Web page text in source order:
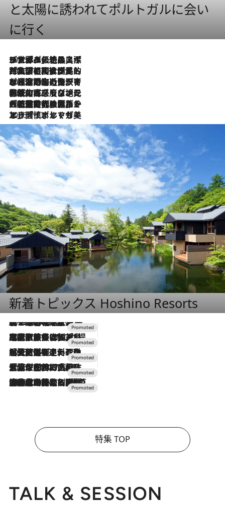
と太陽に誘われてポルトガルに会い
に行く
2026.8.8
リスボンの絶品スイーツ「パステル・デ・ナタ」とは？ポルトガル伝統の奥深い世界へ
2026.7.27
「私の祖国はポルトガル語です」国民的詩人フェルナンド・ペソアと、彼が愛した文学の街を歩く
2026.7.26
ポルトガル近海が育む極上の海の幸。キリリと冷えた白ワインと愉しむ、シーフード専門店の贅沢
2026.7.22
伝統の味をモダンに昇華。高感度な地元客が集う、リスボンの最旬ガストロノミー
2026.7.21
大航海時代の栄華から、震災、独裁、そして革命へ。ポルトガル・首都リスボンの石畳に刻まれた「歴史の光と影」
2026.7.13
エッセイ・ヤマザキマリ「慎ましくも美しき国 ポルトガル」
新着トピックス Hoshino Resorts
2026.8.7
【トンボの足水浴】ヒノキの香りに包まれて涼感マックス！約13℃の湧水かけ流しを避暑地「星野温泉 トンボの湯」で体験
2026.7.31
【ホテル帰省】という選択肢をOMOが提案。家族とほどよい距離を保つには「昼は実家、夜は気兼ねなくホテルで！」
2026.7.24
【夏限定ディナーコース】旬を迎える稚鮎や花ズッキーニなどをイタリア・トスカーナの郷土料理の手法で満喫！
2026.7.17
「土佐和ハーブかき氷」がOMO7高知に登場！生姜、山椒、大葉など目にも舌にも涼を呼ぶ郷土の味
2026.7.10
NEW OPEN！【界 草津】名湯の地に誕生。趣の異なる2種の温泉と上州ならではの会席・蕎麦割烹など美食を味わう究極の癒やし旅
特集 TOP
TALK & SESSION